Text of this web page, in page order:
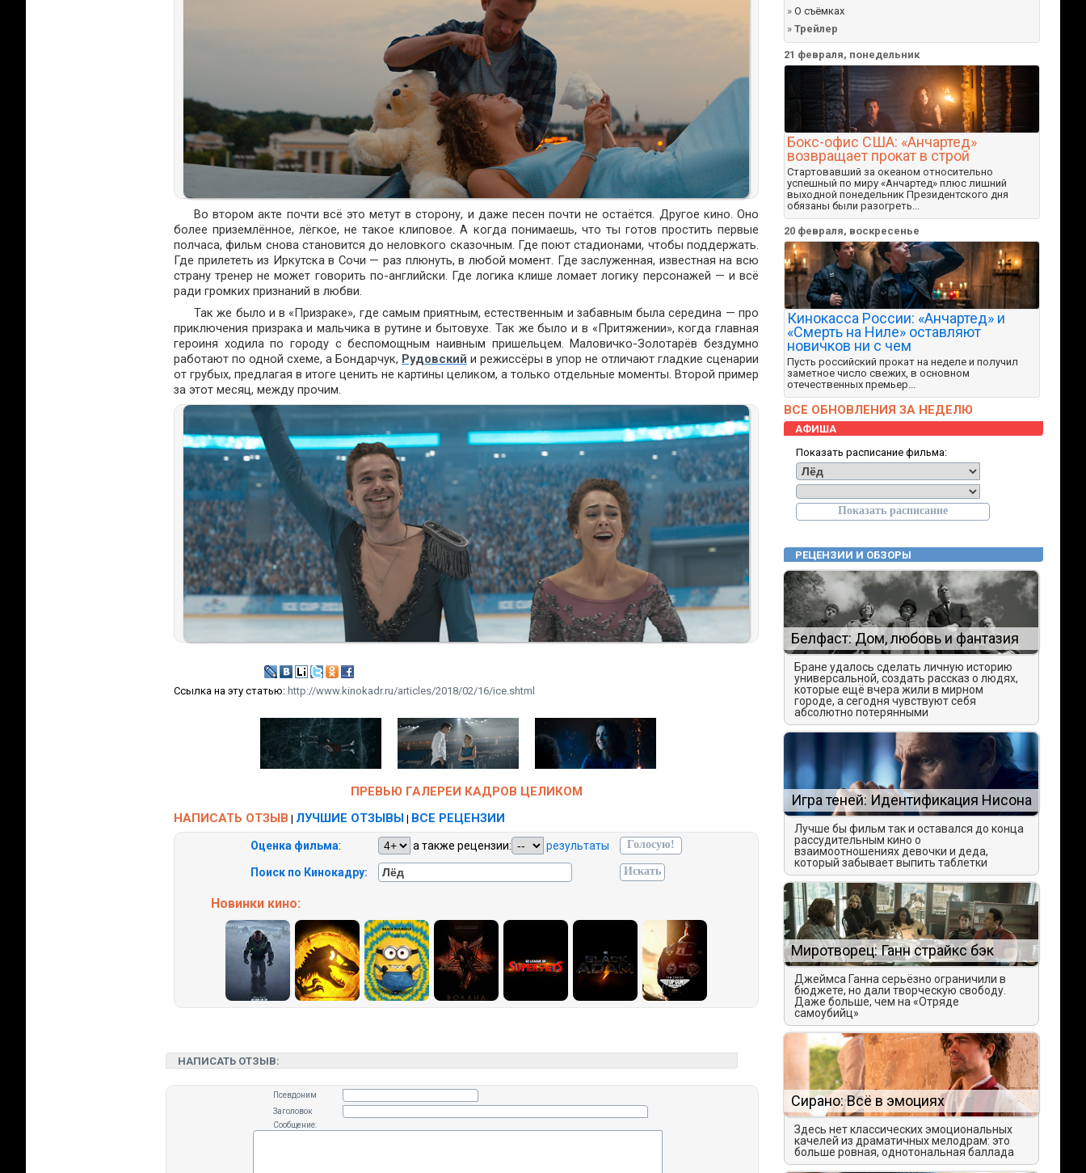
Во втором акте почти всё это метут в сторону, и даже песен почти не остаётся. Другое кино. Оно
более приземлённое, лёгкое, не такое клиповое. А когда понимаешь, что ты готов простить первые
полчаса, фильм снова становится до неловкого сказочным. Где поют стадионами, чтобы поддержать.
Где прилететь из Иркутска в Сочи — раз плюнуть, в любой момент. Где заслуженная, известная на всю
страну тренер не может говорить по-английски. Где логика клише ломает логику персонажей — и всё
ради громких признаний в любви.
Так же было и в «Призраке», где самым приятным, естественным и забавным была середина — про
приключения призрака и мальчика в рутине и бытовухе. Так же было и в «Притяжении», когда главная
героиня ходила по городу с беспомощным наивным пришельцем. Маловичко-Золотарёв бездумно
работают по одной схеме, а Бондарчук, Рудовский и режиссёры в упор не отличают гладкие сценарии
от грубых, предлагая в итоге ценить не картины целиком, а только отдельные моменты. Второй пример
за этот месяц, между прочим.
Ссылка на эту статью: http://www.kinokadr.ru/articles/2018/02/16/ice.shtml
ПРЕВЬЮ ГАЛЕРЕИ КАДРОВ ЦЕЛИКОМ
НАПИСАТЬ ОТЗЫВ | ЛУЧШИЕ ОТЗЫВЫ | ВСЕ РЕЦЕНЗИИ
Оценка фильма: а также рецензии: результаты
Поиск по Кинокадру:
Новинки кино:
НАПИСАТЬ ОТЗЫВ:
Псевдоним
Заголовок
Сообщение:
» О съёмках
» Трейлер
21 февраля, понедельник
Бокс-офис США: «Анчартед»
возвращает прокат в строй
Стартовавший за океаном относительно
успешный по миру «Анчартед» плюс лишний
выходной понедельник Президентского дня
обязаны были разогреть...
20 февраля, воскресенье
Кинокасса России: «Анчартед» и
«Смерть на Ниле» оставляют
новичков ни с чем
Пусть российский прокат на неделе и получил
заметное число свежих, в основном
отечественных премьер...
ВСЕ ОБНОВЛЕНИЯ ЗА НЕДЕЛЮ
АФИША
Показать расписание фильма:
РЕЦЕНЗИИ И ОБЗОРЫ
Белфаст: Дом, любовь и фантазия
Бране удалось сделать личную историю
универсальной, создать рассказ о людях,
которые ещё вчера жили в мирном
городе, а сегодня чувствуют себя
абсолютно потерянными
Игра теней: Идентификация Нисона
Лучше бы фильм так и оставался до конца
рассудительным кино о
взаимоотношениях девочки и деда,
который забывает выпить таблетки
Миротворец: Ганн страйкс бэк
Джеймса Ганна серьёзно ограничили в
бюджете, но дали творческую свободу.
Даже больше, чем на «Отряде
самоубийц»
Сирано: Всё в эмоциях
Здесь нет классических эмоциональных
качелей из драматичных мелодрам: это
больше ровная, однотональная баллада